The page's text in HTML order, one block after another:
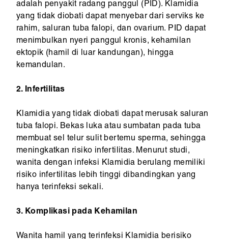
adalah penyakit radang panggul (PID). Klamidia
yang tidak diobati dapat menyebar dari serviks ke
rahim, saluran tuba falopi, dan ovarium. PID dapat
menimbulkan nyeri panggul kronis, kehamilan
ektopik (hamil di luar kandungan), hingga
kemandulan.
2. Infertilitas
Klamidia yang tidak diobati dapat merusak saluran
tuba falopi. Bekas luka atau sumbatan pada tuba
membuat sel telur sulit bertemu sperma, sehingga
meningkatkan risiko infertilitas. Menurut studi,
wanita dengan infeksi Klamidia berulang memiliki
risiko infertilitas lebih tinggi dibandingkan yang
hanya terinfeksi sekali.
3. Komplikasi pada Kehamilan
Wanita hamil yang terinfeksi Klamidia berisiko